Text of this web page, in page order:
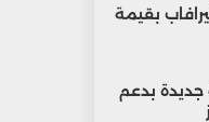
بقيمة
جديدة بدعم